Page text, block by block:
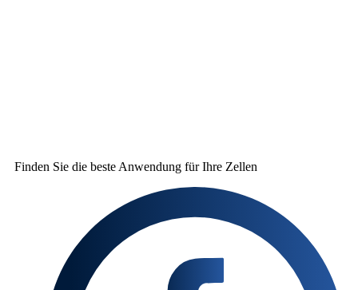
Finden Sie die beste Anwendung für Ihre Zellen